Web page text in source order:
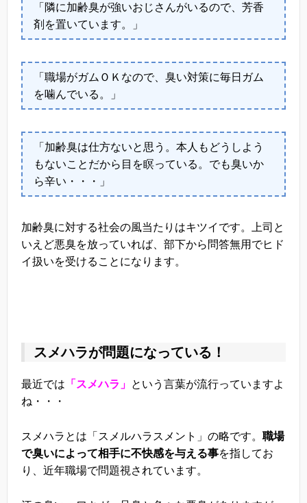
「隣に加齢臭が強いおじさんがいるので、芳香
剤を置いています。」
「職場がガムＯＫなので、臭い対策に毎日ガム
を噛んでいる。」
「加齢臭は仕方ないと思う。本人もどうしよう
もないことだから目を瞑っている。でも臭いか
ら辛い・・・」
加齢臭に対する社会の風当たりはキツイです。上司と
いえど悪臭を放っていれば、部下から問答無用でヒド
イ扱いを受けることになります。
スメハラが問題になっている！
最近では 「スメハラ」 という言葉が流行っていますよ
ね・・・
スメハラとは「スメルハラスメント」の略です。 職場
で臭いによって相手に不快感を与える事を指してお
り、近年職場で問題視されています。